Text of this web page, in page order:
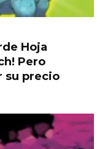
Hoja
Pero
su precio